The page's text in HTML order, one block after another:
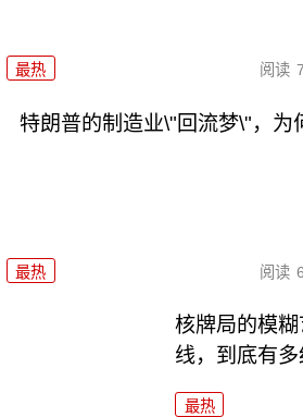
最热 阅读
特朗普的制造业\"回流梦\"，为
最热 阅读
核牌局的模
线，到底有多
最热